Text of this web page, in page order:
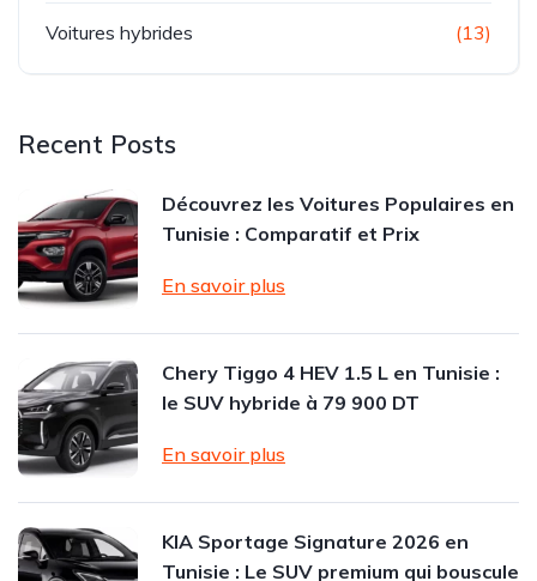
Voitures hybrides (13)
Recent Posts
Découvrez les Voitures Populaires en
Tunisie : Comparatif et Prix
En savoir plus
Chery Tiggo 4 HEV 1.5 L en Tunisie :
le SUV hybride à 79 900 DT
En savoir plus
KIA Sportage Signature 2026 en
Tunisie : Le SUV premium qui bouscule